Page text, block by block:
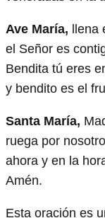
Ave María, llena
el Señor es
Bendita tú eres
y bendito es el
Santa María,
ruega por
ahora y en la
Amén.
Esta oración es